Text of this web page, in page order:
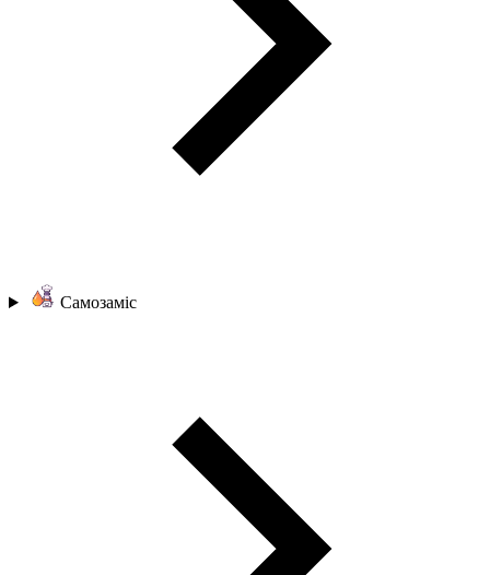
Самозаміс